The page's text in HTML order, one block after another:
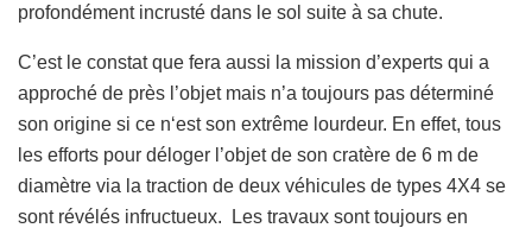
profondément incrusté dans le sol suite à sa chute.
C’est le constat que fera aussi la mission d’experts qui a
approché de près l’objet mais n’a toujours pas déterminé
son origine si ce n‘est son extrême lourdeur. En effet, tous
les efforts pour déloger l’objet de son cratère de 6 m de
diamètre via la traction de deux véhicules de types 4X4 se
sont révélés infructueux. Les travaux sont toujours en